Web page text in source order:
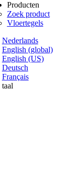
Nederlands
English (global)
English (US)
Deutsch
Français
taal
Producten
Zoek product
Vloertegels